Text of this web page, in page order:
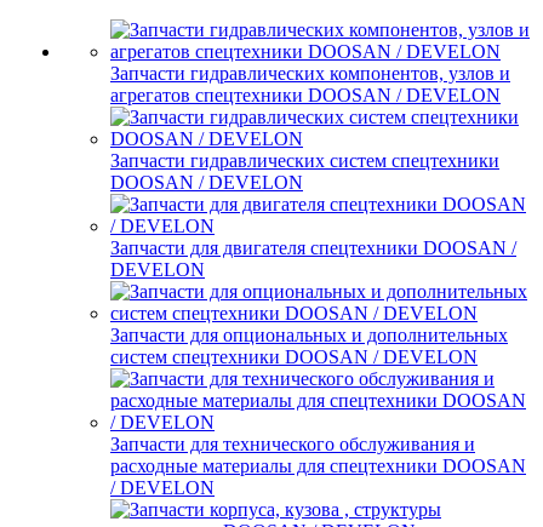
Запчасти гидравлических компонентов, узлов и
агрегатов спецтехники DOOSAN / DEVELON
Запчасти гидравлических систем спецтехники
DOOSAN / DEVELON
Запчасти для двигателя спецтехники DOOSAN /
DEVELON
Запчасти для опциональных и дополнительных
систем спецтехники DOOSAN / DEVELON
Запчасти для технического обслуживания и
расходные материалы для спецтехники DOOSAN
/ DEVELON